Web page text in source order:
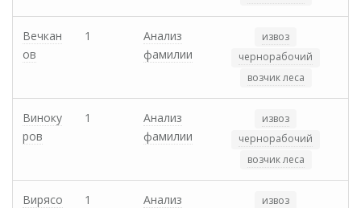
Вечкан
ов
1
Анализ
фамилии
извоз
чернорабочий
возчик леса
Виноку
ров
1
Анализ
фамилии
извоз
чернорабочий
возчик леса
Вирясо
1
Анализ
извоз